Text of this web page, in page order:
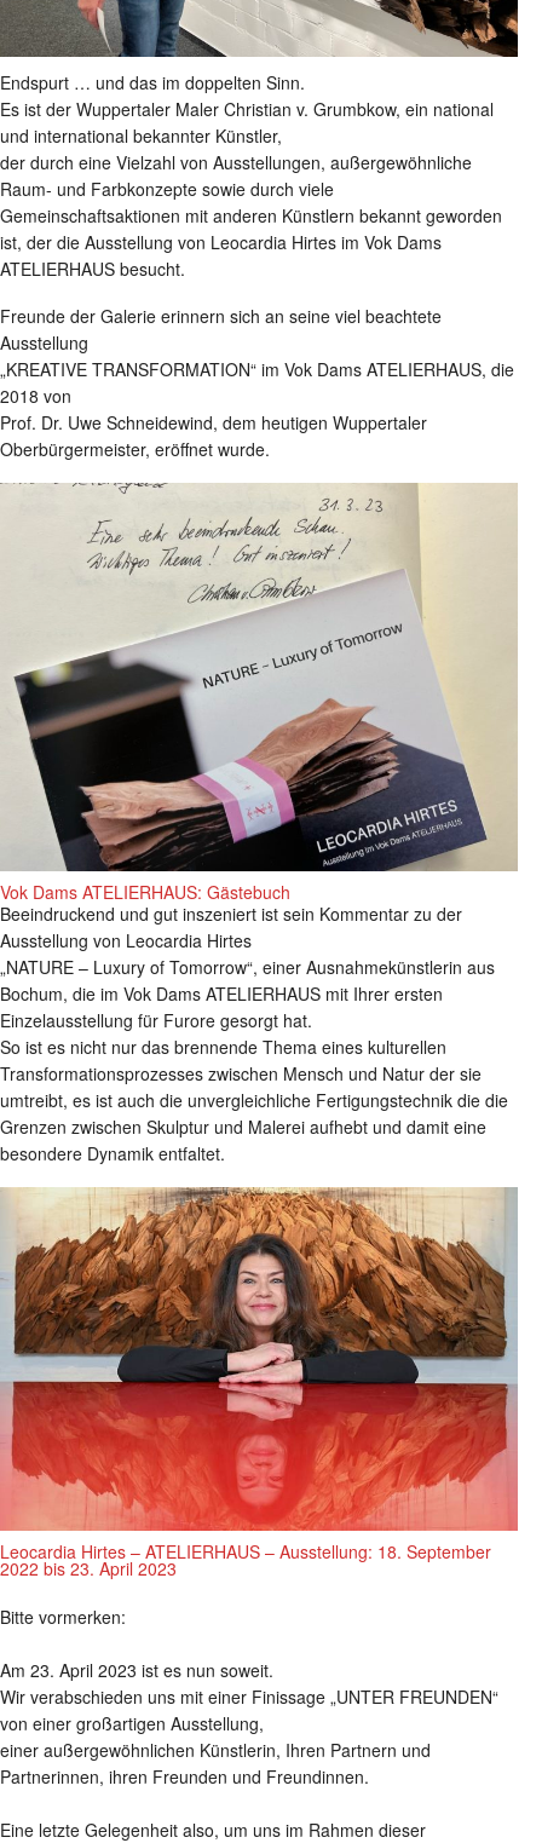
Endspurt … und das im doppelten Sinn.
Es ist der Wuppertaler Maler Christian v. Grumbkow, ein national
und international bekannter Künstler,
der durch eine Vielzahl von Ausstellungen, außergewöhnliche
Raum- und Farbkonzepte sowie durch viele
Gemeinschaftsaktionen mit anderen Künstlern bekannt geworden
ist, der die Ausstellung von Leocardia Hirtes im Vok Dams
ATELIERHAUS besucht.
Freunde der Galerie erinnern sich an seine viel beachtete
Ausstellung
„KREATIVE TRANSFORMATION“ im Vok Dams ATELIERHAUS, die
2018 von
Prof. Dr. Uwe Schneidewind, dem heutigen Wuppertaler
Oberbürgermeister, eröffnet wurde.
Vok Dams ATELIERHAUS: Gästebuch
Beeindruckend und gut inszeniert ist sein Kommentar zu der
Ausstellung von Leocardia Hirtes
„NATURE – Luxury of Tomorrow“, einer Ausnahmekünstlerin aus
Bochum, die im Vok Dams ATELIERHAUS mit Ihrer ersten
Einzelausstellung für Furore gesorgt hat.
So ist es nicht nur das brennende Thema eines kulturellen
Transformationsprozesses zwischen Mensch und Natur der sie
umtreibt, es ist auch die unvergleichliche Fertigungstechnik die die
Grenzen zwischen Skulptur und Malerei aufhebt und damit eine
besondere Dynamik entfaltet.
Leocardia Hirtes – ATELIERHAUS – Ausstellung: 18. September
2022 bis 23. April 2023
Bitte vormerken:
Am 23. April 2023 ist es nun soweit.
Wir verabschieden uns mit einer Finissage „UNTER FREUNDEN“
von einer großartigen Ausstellung,
einer außergewöhnlichen Künstlerin, Ihren Partnern und
Partnerinnen, ihren Freunden und Freundinnen.
Eine letzte Gelegenheit also, um uns im Rahmen dieser